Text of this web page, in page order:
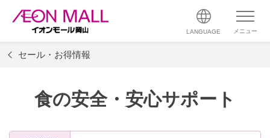
LANGUAGE メニュー
セール・お得情報
食の安全・安心サポート